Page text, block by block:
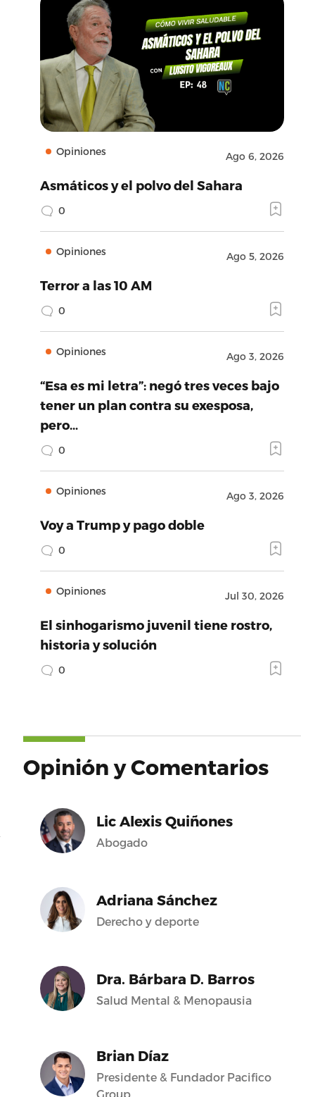
Opiniones Ago 6, 2026
Asmáticos y el polvo del Sahara
0
Opiniones Ago 5, 2026
Terror a las 10 AM
0
Opiniones Ago 3, 2026
“Esa es mi letra”: negó tres veces bajo
tener un plan contra su exesposa,
pero…
0
Opiniones Ago 3, 2026
Voy a Trump y pago doble
0
Opiniones Jul 30, 2026
El sinhogarismo juvenil tiene rostro,
historia y solución
0
Opinión y Comentarios
Lic Alexis Quiñones
Abogado
Adriana Sánchez
Derecho y deporte
Dra. Bárbara D. Barros
Salud Mental & Menopausia
Brian Díaz
Presidente & Fundador Pacifico
Group